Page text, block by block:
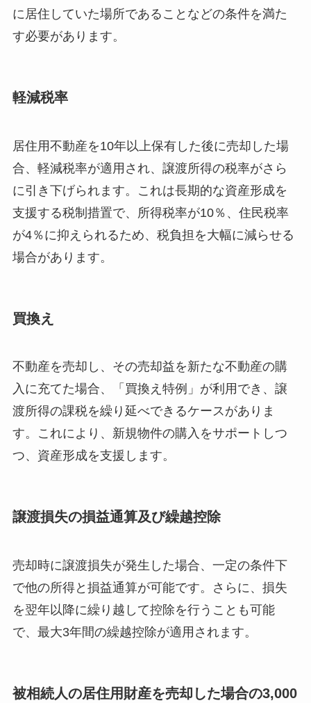
に居住していた場所であることなどの条件を満た
す必要があります。
軽減税率
居住用不動産を10年以上保有した後に売却した場
合、軽減税率が適用され、譲渡所得の税率がさら
に引き下げられます。これは長期的な資産形成を
支援する税制措置で、所得税率が10％、住民税率
が4％に抑えられるため、税負担を大幅に減らせる
場合があります。
買換え
不動産を売却し、その売却益を新たな不動産の購
入に充てた場合、「買換え特例」が利用でき、譲
渡所得の課税を繰り延べできるケースがありま
す。これにより、新規物件の購入をサポートしつ
つ、資産形成を支援します。
譲渡損失の損益通算及び繰越控除
売却時に譲渡損失が発生した場合、一定の条件下
で他の所得と損益通算が可能です。さらに、損失
を翌年以降に繰り越して控除を行うことも可能
で、最大3年間の繰越控除が適用されます。
被相続人の居住用財産を売却した場合の3,000